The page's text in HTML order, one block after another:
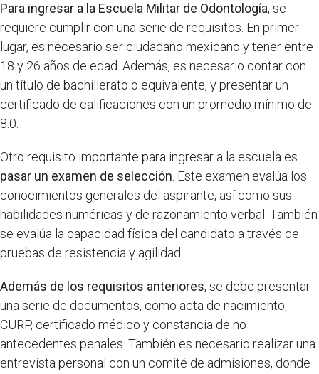
Para ingresar a la Escuela Militar de Odontología, se
requiere cumplir con una serie de requisitos. En primer
lugar, es necesario ser ciudadano mexicano y tener entre
18 y 26 años de edad. Además, es necesario contar con
un título de bachillerato o equivalente, y presentar un
certificado de calificaciones con un promedio mínimo de
8.0.
Otro requisito importante para ingresar a la escuela es
pasar un examen de selección . Este examen evalúa los
conocimientos generales del aspirante, así como sus
habilidades numéricas y de razonamiento verbal. También
se evalúa la capacidad física del candidato a través de
pruebas de resistencia y agilidad.
Además de los requisitos anteriores, se debe presentar
una serie de documentos, como acta de nacimiento,
CURP, certificado médico y constancia de no
antecedentes penales. También es necesario realizar una
entrevista personal con un comité de admisiones, donde